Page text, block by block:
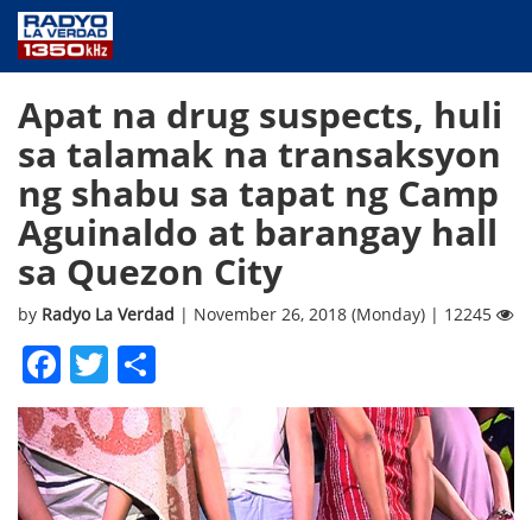
PUBLIC SERVICE
ANNOUNCEMENTS
PROGRAMS
ABOUT
CONTACT US
Apat na drug suspects, huli
sa talamak na transaksyon
ng shabu sa tapat ng Camp
Aguinaldo at barangay hall
sa Quezon City
by Radyo La Verdad | November 26, 2018 (Monday) | 12245
Facebook
Twitter